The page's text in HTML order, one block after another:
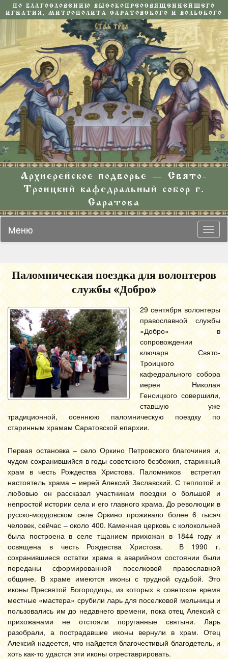
ПО БЛАГОСЛОВЕНИЮ ВЫСОКОПРЕОСВЯЩЕННЕЙШЕГО
ИГНАТИЯ, МИТРОПОЛИТА САРАТОВСКОГО И ВОЛЬСКОГО
Архиерейское подворье — Свято-
Троицкий кафедральный собор г.
Саратова
Меню
Паломническая поездка для волонтеров
службы «Добро»
29 сентября волонтеры
православной службы
«Добро» в
сопровождении
ключаря Свято-
Троицкого
кафедрального собора
иерея Николая
Генсицкого совершили,
ставшую уже
традиционной, осеннюю паломническую поездку по
старинным храмам Саратовской епархии.
Первая остановка – село Оркино Петровского благочиния и,
чудом сохранившийся в годы советского безбожия, старинный
храм в честь Рождества Христова. Паломников встретил
настоятель храма – иерей Алексий Заславский. С теплотой и
любовью он рассказал участникам поездки о большой и
непростой истории села и его главного храма. До революции в
русско-мордовском селе Оркино проживало более 6 тысяч
человек, сейчас – около 400. Каменная церковь с колокольней
была построена в селе тщанием прихожан в 1844 году и
освящена в честь Рождества Христова. В 1990 г.
сохранившиеся остатки храма в аварийном состоянии были
переданы сформированной поселковой православной
общине. В храме имеются иконы с трудной судьбой. Это
иконы Пресвятой Богородицы, из которых в советское время
местные «мастера» срубили ларь для поселковой мельницы и
пользовались им до недавнего времени, пока отец Алексий с
прихожанами не отстояли поруганные святыни. Ларь
разобрали, а пострадавшие иконы вернули в храм. Отец
Алексий надеется, что найдется благочестивый благодетель, и
хоть как-то удастся эти иконы отреставрировать.